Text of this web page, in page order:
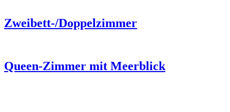
Zweibett-/Doppelzimmer
Queen-Zimmer mit Meerblick